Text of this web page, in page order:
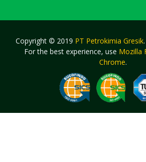
Copyright © 2019 PT Petrokimia Gresik
For the best experience, use Mozilla
Chrome.